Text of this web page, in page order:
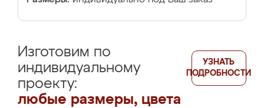
Изготовим по
индивидуальному
проекту:
любые размеры, цвета
УЗНАТЬ
ПОДРОБНОСТИ